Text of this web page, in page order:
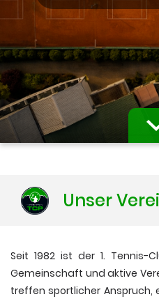
Info &
Unser
Seit 1982 ist der 1. Tennis-
Gemeinschaft und aktive
treffen sportlicher